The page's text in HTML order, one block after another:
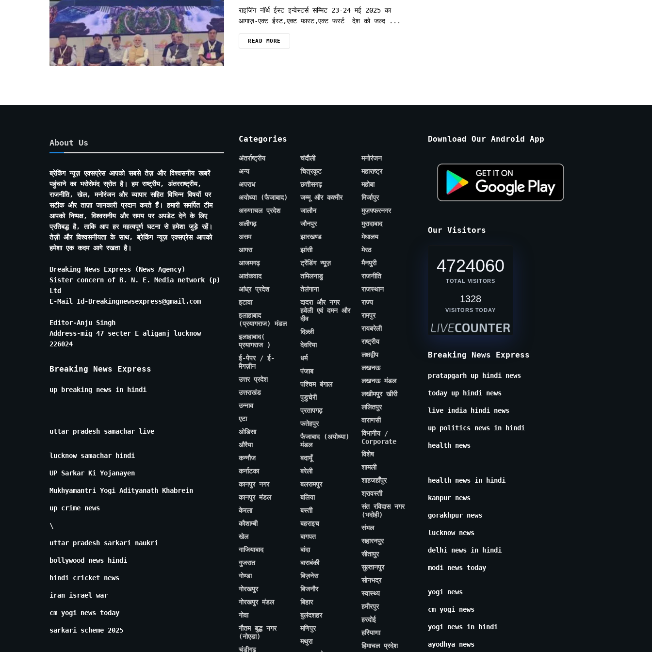
राइजिंग नॉर्थ ईस्ट इन्वेस्टर्स सम्मिट 23-24 मई 2025 का
आगाज़-एक्ट ईस्ट,एक्ट फास्ट,एक्ट फर्स्ट देश को जल्द ...
READ MORE
About Us
ब्रेकिंग न्यूज़ एक्सप्रेस आपको सबसे तेज़ और विश्वसनीय खबरें
पहुंचाने का भरोसेमंद स्रोत है। हम राष्ट्रीय, अंतरराष्ट्रीय,
राजनीति, खेल, मनोरंजन और व्यापार सहित विभिन्न विषयों पर
सटीक और ताज़ा जानकारी प्रदान करते हैं। हमारी समर्पित टीम
आपको निष्पक्ष, विश्वसनीय और समय पर अपडेट देने के लिए
प्रतिबद्ध है, ताकि आप हर महत्वपूर्ण घटना से हमेशा जुड़े रहें।
तेज़ी और विश्वसनीयता के साथ, ब्रेकिंग न्यूज़ एक्सप्रेस आपको
हमेशा एक कदम आगे रखता है।
Breaking News Express (News Agency)
Sister concern of B. N. E. Media network (p)
Ltd
E-Mail Id-Breakingnewsexpress@gmail.com
Editor-Anju Singh
Address-mig 47 secter E aliganj lucknow
226024
Breaking News Express
up breaking news in hindi
uttar pradesh samachar live
lucknow samachar hindi
UP Sarkar Ki Yojanayen
Mukhyamantri Yogi Adityanath Khabrein
up crime news
\
uttar pradesh sarkari naukri
bollywood news hindi
hindi cricket news
iran israel war
cm yogi news today
sarkari scheme 2025
Categories
अंतर्राष्ट्रीय
अन्य
अपराध
अयोध्या (फैजाबाद)
अरुणाचल प्रदेश
अलीगढ़
असम
आगरा
आजमगढ़
आतंकवाद
आंध्र प्रदेश
इटावा
इलाहाबाद
(प्रयागराज) मंडल
इलाहाबाद(
प्रयागराज )
ई-पेपर / ई-
मैगज़ीन
उत्तर प्रदेश
उत्तराखंड
उन्नाव
एटा
ओडिसा
औरैया
कन्नौज
कर्नाटका
कानपुर नगर
कानपुर मंडल
केरला
कौशाम्बी
खेल
गाजियाबाद
गुजरात
गोण्डा
गोरखपुर
गोरखपुर मंडल
गोवा
गौतम बुद्ध नगर
(नोएडा)
चंडीगढ़
चंदौली
चित्रकूट
छत्तीसगढ़
जम्मू और कश्मीर
जालौन
जौनपुर
झारखण्ड
झांसी
ट्रेंडिंग न्यूज़
तमिलनाडु
तेलंगाना
दादरा और नगर
हवेली एवं दमन और
दीव
दिल्ली
देवरिया
धर्म
पंजाब
पश्चिम बंगाल
पुडुचेरी
प्रतापगढ़
फतेहपुर
फैजाबाद (अयोध्या)
मंडल
बदायूँ
बरेली
बलरामपुर
बलिया
बस्ती
बहराइच
बागपत
बांदा
बाराबंकी
बिज़नेस
बिजनौर
बिहार
बुलंदशहर
मणिपुर
मथुरा
मनोरंजन
महाराष्ट्र
महोबा
मिर्जापुर
मुज़फ्फरनगर
मुरादाबाद
मेघालय
मेरठ
मैनपुरी
राजनीति
राजस्थान
राज्य
रामपुर
रायबरेली
राष्ट्रीय
लक्षद्वीप
लखनऊ
लखनऊ मंडल
लखीमपुर खीरी
ललितपुर
वाराणसी
विभागीय /
Corporate
विशेष
शामली
शाहजहाँपुर
श्रावस्ती
संत रविदास नगर
(भदोही)
संभल
सहारनपुर
सीतापुर
सुल्तानपुर
सोनभद्र
स्वास्थ्य
हमीरपुर
हरदोई
हरियाणा
हिमाचल प्रदेश
Download Our Android App
Our Visitors
4724060
TOTAL VISITORS
1328
VISITORS TODAY
Breaking News Express
pratapgarh up hindi news
today up hindi news
live india hindi news
up politics news in hindi
health news
health news in hindi
kanpur news
gorakhpur news
lucknow news
delhi news in hindi
modi news today
yogi news
cm yogi news
yogi news in hindi
ayodhya news